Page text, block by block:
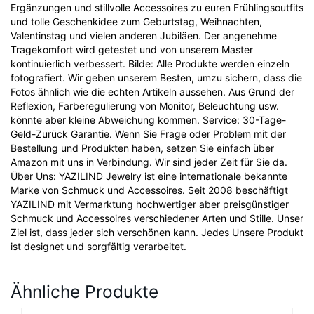
Ergänzungen und stillvolle Accessoires zu euren Frühlingsoutfits
und tolle Geschenkidee zum Geburtstag, Weihnachten,
Valentinstag und vielen anderen Jubiläen. Der angenehme
Tragekomfort wird getestet und von unserem Master
kontinuierlich verbessert. Bilde: Alle Produkte werden einzeln
fotografiert. Wir geben unserem Besten, umzu sichern, dass die
Fotos ähnlich wie die echten Artikeln aussehen. Aus Grund der
Reflexion, Farberegulierung von Monitor, Beleuchtung usw.
könnte aber kleine Abweichung kommen. Service: 30-Tage-
Geld-Zurück Garantie. Wenn Sie Frage oder Problem mit der
Bestellung und Produkten haben, setzen Sie einfach über
Amazon mit uns in Verbindung. Wir sind jeder Zeit für Sie da.
Über Uns: YAZILIND Jewelry ist eine internationale bekannte
Marke von Schmuck und Accessoires. Seit 2008 beschäftigt
YAZILIND mit Vermarktung hochwertiger aber preisgünstiger
Schmuck und Accessoires verschiedener Arten und Stille. Unser
Ziel ist, dass jeder sich verschönen kann. Jedes Unsere Produkt
ist designet und sorgfältig verarbeitet.
Ähnliche Produkte